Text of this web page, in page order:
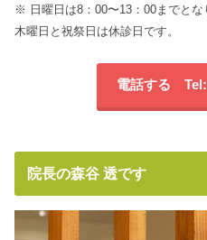
※ 日曜日は8：00〜13：00までとな
木曜日と祝祭日は休診日です。
電話する
院長の森谷 透です